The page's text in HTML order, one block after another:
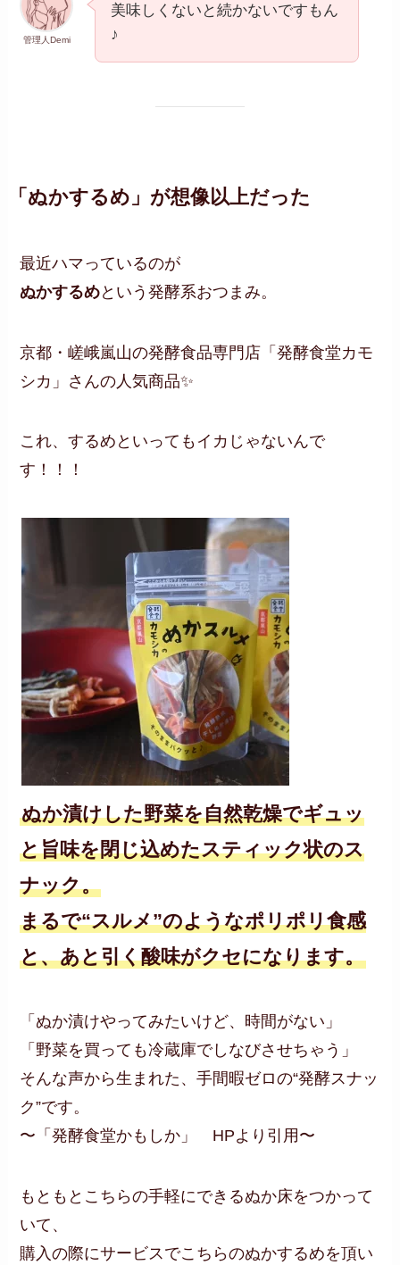
管理人Demi
美味しくないと続かないですもん
♪
「ぬかするめ」が想像以上だった
最近ハマっているのが
ぬかするめという発酵系おつまみ。
京都・嵯峨嵐山の発酵食品専門店「発酵食堂カモ
シカ」さんの人気商品✨
これ、するめといってもイカじゃないんで
す！！！
ぬか漬けした野菜を自然乾燥でギュッ
と旨味を閉じ込めたスティック状のス
ナック。
まるで“スルメ”のようなポリポリ食感
と、あと引く酸味がクセになります。
「ぬか漬けやってみたいけど、時間がない」
「野菜を買っても冷蔵庫でしなびさせちゃう」
そんな声から生まれた、手間暇ゼロの“発酵スナッ
ク”です。
〜「発酵食堂かもしか」 HPより引用〜
もともとこちらの手軽にできるぬか床をつかって
いて、
購入の際にサービスでこちらのぬかするめを頂い